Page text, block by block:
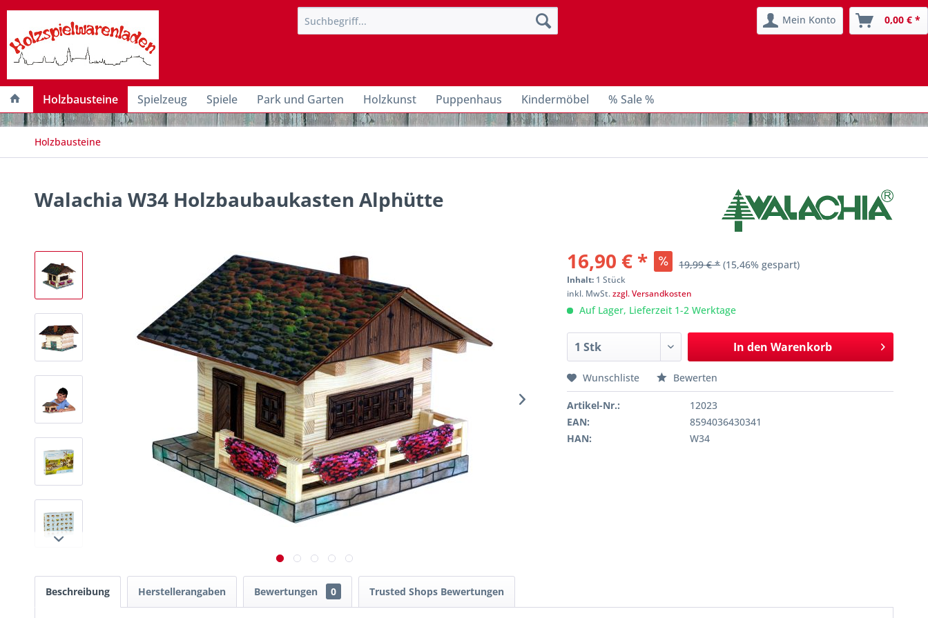
Mein Konto 0,00 € *
Holzbausteine Spielzeug Spiele Park und Garten Holzkunst Puppenhaus Kindermöbel % Sale %
Holzbausteine
Walachia W34 Holzbaubaukasten Alphütte
16,90 € * 19,99 € * (15,46% gespart)
Inhalt: 1 Stück
inkl. MwSt.zzgl. Versandkosten
Auf Lager, Lieferzeit 1-2 Werktage
In den Warenkorb
Wunschliste Bewerten
Artikel-Nr.:
12023
EAN:
8594036430341
HAN:
W34
Beschreibung Herstellerangaben Bewertungen 0 Trusted Shops Bewertungen